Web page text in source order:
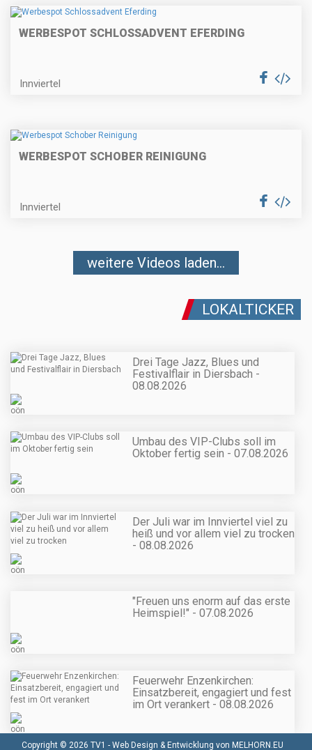
WERBESPOT SCHLOSSADVENT EFERDING
Innviertel
WERBESPOT SCHOBER REINIGUNG
Innviertel
weitere Videos laden...
LOKALTICKER
Drei Tage Jazz, Blues und
Festivalflair in Diersbach -
08.08.2026
Umbau des VIP-Clubs soll im
Oktober fertig sein - 07.08.2026
Der Juli war im Innviertel viel zu
heiß und vor allem viel zu trocken
- 08.08.2026
"Freuen uns enorm auf das erste
Heimspiel!" - 07.08.2026
Feuerwehr Enzenkirchen:
Einsatzbereit, engagiert und fest
im Ort verankert - 08.08.2026
Copyright © 2026 TV1 - Web Design & Entwicklung von MELHORN.EU